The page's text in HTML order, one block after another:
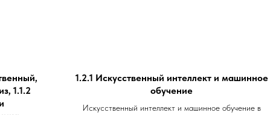
1.1.2
1.2.1 Искусственный интеллект и машинное
обучение
Искусственный интеллект и машинное обучение в